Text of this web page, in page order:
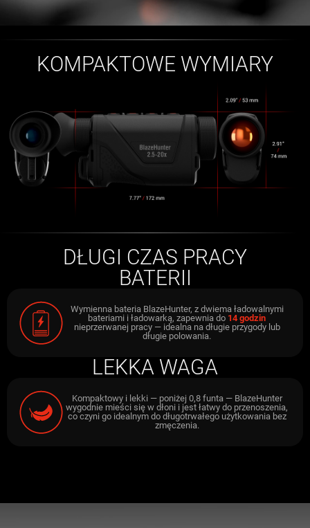
KOMPAKTOWE WYMIARY
DŁUGI CZAS PRACY
BATERII
Wymienna bateria BlazeHunter, z dwiema ładowalnymi
bateriami i ładowarką, zapewnia do 14 godzin
nieprzerwanej pracy — idealna na długie przygody lub
długie polowania.
LEKKA WAGA
Kompaktowy i lekki — poniżej 0,8 funta — BlazeHunter
wygodnie mieści się w dłoni i jest łatwy do przenoszenia,
co czyni go idealnym do długotrwałego użytkowania bez
zmęczenia.